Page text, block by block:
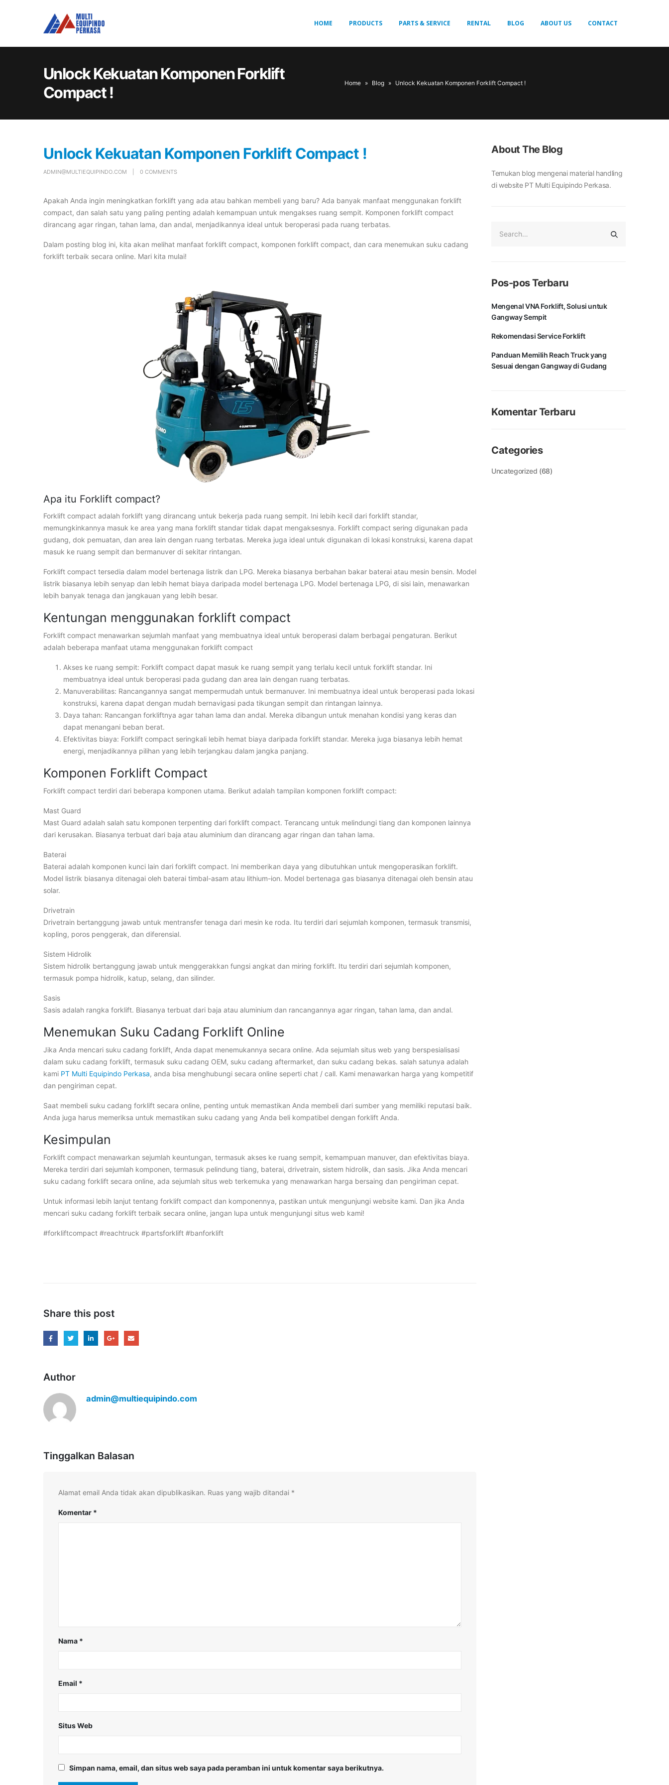
HOME PRODUCTS PARTS & SERVICE RENTAL BLOG ABOUT US CONTACT
Unlock Kekuatan Komponen Forklift
Compact !
Home » Blog » Unlock Kekuatan Komponen Forklift Compact !
Unlock Kekuatan Komponen Forklift Compact !
ADMIN@MULTIEQUIPINDO.COM 0 COMMENTS
Apakah Anda ingin meningkatkan forklift yang ada atau bahkan membeli yang baru? Ada banyak manfaat menggunakan forklift
compact, dan salah satu yang paling penting adalah kemampuan untuk mengakses ruang sempit. Komponen forklift compact
dirancang agar ringan, tahan lama, dan andal, menjadikannya ideal untuk beroperasi pada ruang terbatas.
Dalam posting blog ini, kita akan melihat manfaat forklift compact, komponen forklift compact, dan cara menemukan suku cadang
forklift terbaik secara online. Mari kita mulai!
Apa itu Forklift compact?
Forklift compact adalah forklift yang dirancang untuk bekerja pada ruang sempit. Ini lebih kecil dari forklift standar,
memungkinkannya masuk ke area yang mana forklift standar tidak dapat mengaksesnya. Forklift compact sering digunakan pada
gudang, dok pemuatan, dan area lain dengan ruang terbatas. Mereka juga ideal untuk digunakan di lokasi konstruksi, karena dapat
masuk ke ruang sempit dan bermanuver di sekitar rintangan.
Forklift compact tersedia dalam model bertenaga listrik dan LPG. Mereka biasanya berbahan bakar baterai atau mesin bensin. Model
listrik biasanya lebih senyap dan lebih hemat biaya daripada model bertenaga LPG. Model bertenaga LPG, di sisi lain, menawarkan
lebih banyak tenaga dan jangkauan yang lebih besar.
Kentungan menggunakan forklift compact
Forklift compact menawarkan sejumlah manfaat yang membuatnya ideal untuk beroperasi dalam berbagai pengaturan. Berikut
adalah beberapa manfaat utama menggunakan forklift compact
Akses ke ruang sempit: Forklift compact dapat masuk ke ruang sempit yang terlalu kecil untuk forklift standar. Ini
membuatnya ideal untuk beroperasi pada gudang dan area lain dengan ruang terbatas.
Manuverabilitas: Rancangannya sangat mempermudah untuk bermanuver. Ini membuatnya ideal untuk beroperasi pada lokasi
konstruksi, karena dapat dengan mudah bernavigasi pada tikungan sempit dan rintangan lainnya.
Daya tahan: Rancangan forkliftnya agar tahan lama dan andal. Mereka dibangun untuk menahan kondisi yang keras dan
dapat menangani beban berat.
Efektivitas biaya: Forklift compact seringkali lebih hemat biaya daripada forklift standar. Mereka juga biasanya lebih hemat
energi, menjadikannya pilihan yang lebih terjangkau dalam jangka panjang.
Komponen Forklift Compact
Forklift compact terdiri dari beberapa komponen utama. Berikut adalah tampilan komponen forklift compact:
Mast Guard
Mast Guard adalah salah satu komponen terpenting dari forklift compact. Terancang untuk melindungi tiang dan komponen lainnya
dari kerusakan. Biasanya terbuat dari baja atau aluminium dan dirancang agar ringan dan tahan lama.
Baterai
Baterai adalah komponen kunci lain dari forklift compact. Ini memberikan daya yang dibutuhkan untuk mengoperasikan forklift.
Model listrik biasanya ditenagai oleh baterai timbal-asam atau lithium-ion. Model bertenaga gas biasanya ditenagai oleh bensin atau
solar.
Drivetrain
Drivetrain bertanggung jawab untuk mentransfer tenaga dari mesin ke roda. Itu terdiri dari sejumlah komponen, termasuk transmisi,
kopling, poros penggerak, dan diferensial.
Sistem Hidrolik
Sistem hidrolik bertanggung jawab untuk menggerakkan fungsi angkat dan miring forklift. Itu terdiri dari sejumlah komponen,
termasuk pompa hidrolik, katup, selang, dan silinder.
Sasis
Sasis adalah rangka forklift. Biasanya terbuat dari baja atau aluminium dan rancangannya agar ringan, tahan lama, dan andal.
Menemukan Suku Cadang Forklift Online
Jika Anda mencari suku cadang forklift, Anda dapat menemukannya secara online. Ada sejumlah situs web yang berspesialisasi
dalam suku cadang forklift, termasuk suku cadang OEM, suku cadang aftermarket, dan suku cadang bekas. salah satunya adalah
kami PT Multi Equipindo Perkasa, anda bisa menghubungi secara online seperti chat / call. Kami menawarkan harga yang kompetitif
dan pengiriman cepat.
Saat membeli suku cadang forklift secara online, penting untuk memastikan Anda membeli dari sumber yang memiliki reputasi baik.
Anda juga harus memeriksa untuk memastikan suku cadang yang Anda beli kompatibel dengan forklift Anda.
Kesimpulan
Forklift compact menawarkan sejumlah keuntungan, termasuk akses ke ruang sempit, kemampuan manuver, dan efektivitas biaya.
Mereka terdiri dari sejumlah komponen, termasuk pelindung tiang, baterai, drivetrain, sistem hidrolik, dan sasis. Jika Anda mencari
suku cadang forklift secara online, ada sejumlah situs web terkemuka yang menawarkan harga bersaing dan pengiriman cepat.
Untuk informasi lebih lanjut tentang forklift compact dan komponennya, pastikan untuk mengunjungi website kami. Dan jika Anda
mencari suku cadang forklift terbaik secara online, jangan lupa untuk mengunjungi situs web kami!
#forkliftcompact #reachtruck #partsforklift #banforklift
Share this post
Author
admin@multiequipindo.com
Tinggalkan Balasan
Alamat email Anda tidak akan dipublikasikan. Ruas yang wajib ditandai *
Komentar *
Nama *
Email *
Situs Web
Simpan nama, email, dan situs web saya pada peramban ini untuk komentar saya berikutnya.
About The Blog
Temukan blog mengenai material handling
di website PT Multi Equipindo Perkasa.
Pos-pos Terbaru
Mengenal VNA Forklift, Solusi untuk
Gangway Sempit
Rekomendasi Service Forklift
Panduan Memilih Reach Truck yang
Sesuai dengan Gangway di Gudang
Komentar Terbaru
Categories
Uncategorized (68)